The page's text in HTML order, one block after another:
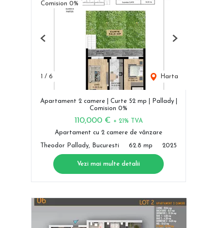
Comision 0%
/ 6 Harta
Previous Next
Apartament 2 camere | Curte 52 mp | Pallady |
Comision 0%
110,000 € + 21% TVA
Apartament cu 2 camere de vânzare
Theodor Pallady, Bucuresti 62.8 mp 2025
Vezi mai multe detalii